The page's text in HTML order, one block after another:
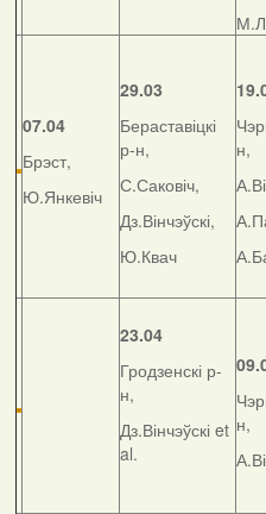
07.04
Брэст,
Ю.Янкевіч
29.03
Бераставіцкі
р-н,
С.Саковіч,
Дз.Вінчэўскі,
Ю.Квач
н,
23.04
Гродзенскі р-
н,
Дз.Вінчэўскі et
al.
н,